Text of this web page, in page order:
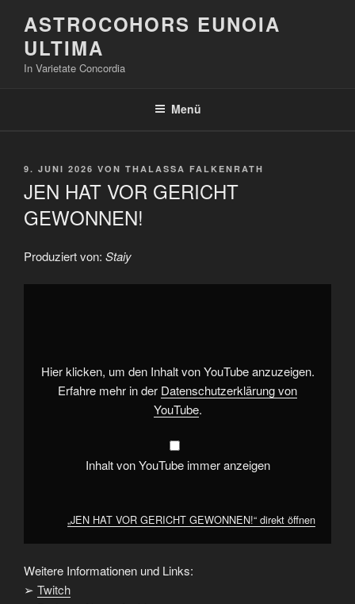
Inhalt
springen
ASTROCOHORS EUNOIA
ULTIMA
In Varietate Concordia
Menü
VERÖFFENTLICHT
9. JUNI 2026 VON THALASSA FALKENRATH
JEN HAT VOR GERICHT
GEWONNEN!
Produziert von: Staiy
„JEN
anzeigen
Hier klicken, um den Inhalt von YouTube anzuzeigen.
Erfahre mehr in der Datenschutzerklärung von
YouTube.
Inhalt von YouTube immer anzeigen
„JEN HAT VOR GERICHT GEWONNEN!“ direkt öffnen
Weitere Informationen und Links:
➢ Twitch